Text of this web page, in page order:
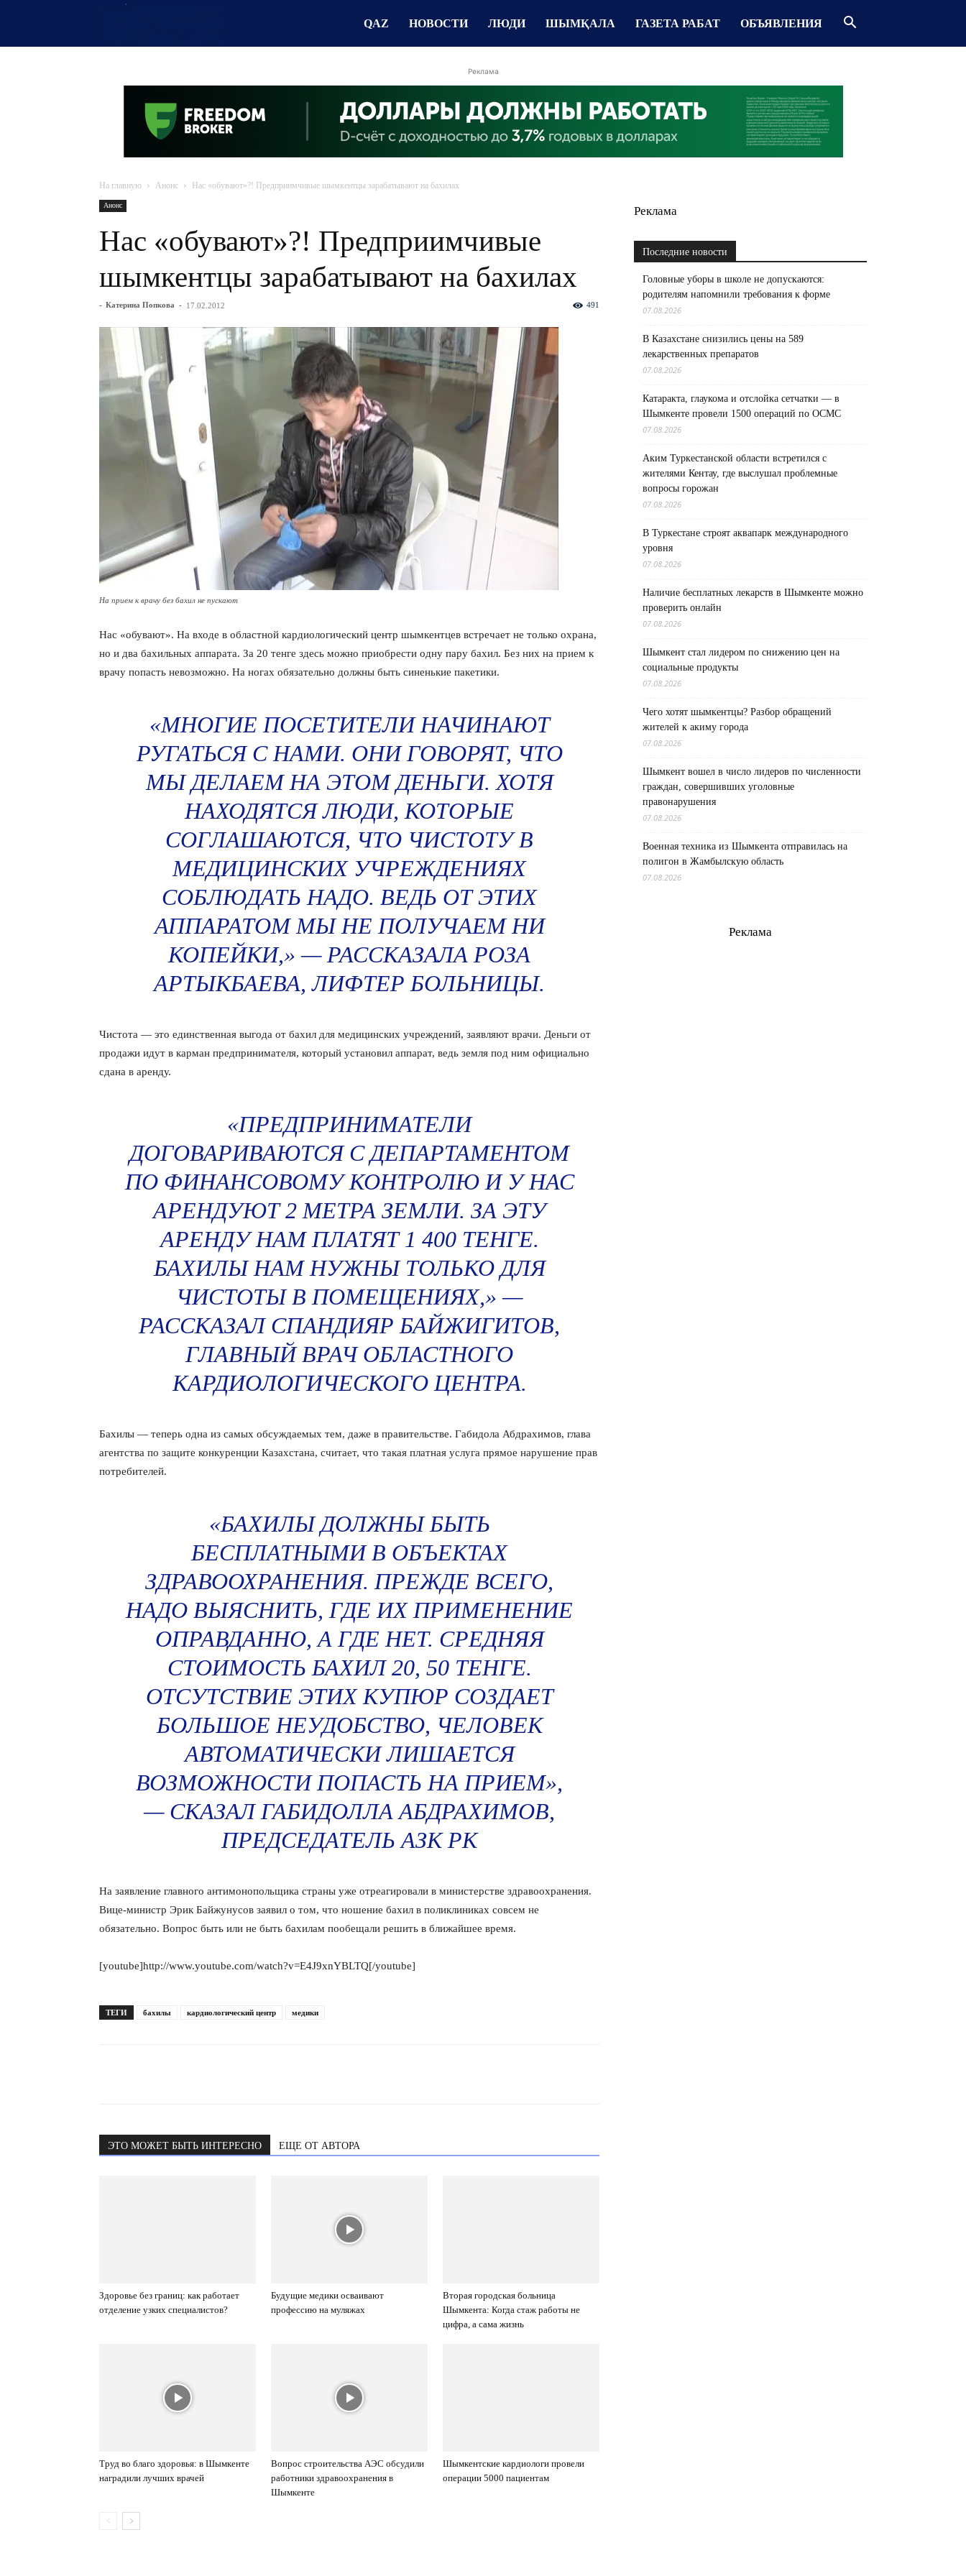
QAZ НОВОСТИ ЛЮДИ ШЫМҚАЛА ГАЗЕТА РАБАТ ОБЪЯВЛЕНИЯ
Реклама
На главную Анонс Нас «обувают»?! Предприимчивые шымкентцы зарабатывают на бахилах
Анонс
Нас «обувают»?! Предприимчивые
шымкентцы зарабатывают на бахилах
- Катерина Попкова - 17.02.2012 491
На прием к врачу без бахил не пускают
Нас «обувают». На входе в областной кардиологический центр шымкентцев встречает не только охрана,
но и два бахильных аппарата. За 20 тенге здесь можно приобрести одну пару бахил. Без них на прием к
врачу попасть невозможно. На ногах обязательно должны быть синенькие пакетики.
«МНОГИЕ ПОСЕТИТЕЛИ НАЧИНАЮТ
РУГАТЬСЯ С НАМИ. ОНИ ГОВОРЯТ, ЧТО
МЫ ДЕЛАЕМ НА ЭТОМ ДЕНЬГИ. ХОТЯ
НАХОДЯТСЯ ЛЮДИ, КОТОРЫЕ
СОГЛАШАЮТСЯ, ЧТО ЧИСТОТУ В
МЕДИЦИНСКИХ УЧРЕЖДЕНИЯХ
СОБЛЮДАТЬ НАДО. ВЕДЬ ОТ ЭТИХ
АППАРАТОМ МЫ НЕ ПОЛУЧАЕМ НИ
КОПЕЙКИ,» — РАССКАЗАЛА РОЗА
АРТЫКБАЕВА, ЛИФТЕР БОЛЬНИЦЫ.
Чистота — это единственная выгода от бахил для медицинских учреждений, заявляют врачи. Деньги от
продажи идут в карман предпринимателя, который установил аппарат, ведь земля под ним официально
сдана в аренду.
«ПРЕДПРИНИМАТЕЛИ
ДОГОВАРИВАЮТСЯ С ДЕПАРТАМЕНТОМ
ПО ФИНАНСОВОМУ КОНТРОЛЮ И У НАС
АРЕНДУЮТ 2 МЕТРА ЗЕМЛИ. ЗА ЭТУ
АРЕНДУ НАМ ПЛАТЯТ 1 400 ТЕНГЕ.
БАХИЛЫ НАМ НУЖНЫ ТОЛЬКО ДЛЯ
ЧИСТОТЫ В ПОМЕЩЕНИЯХ,» —
РАССКАЗАЛ СПАНДИЯР БАЙЖИГИТОВ,
ГЛАВНЫЙ ВРАЧ ОБЛАСТНОГО
КАРДИОЛОГИЧЕСКОГО ЦЕНТРА.
Бахилы — теперь одна из самых обсуждаемых тем, даже в правительстве. Габидола Абдрахимов, глава
агентства по защите конкуренции Казахстана, считает, что такая платная услуга прямое нарушение прав
потребителей.
«БАХИЛЫ ДОЛЖНЫ БЫТЬ
БЕСПЛАТНЫМИ В ОБЪЕКТАХ
ЗДРАВООХРАНЕНИЯ. ПРЕЖДЕ ВСЕГО,
НАДО ВЫЯСНИТЬ, ГДЕ ИХ ПРИМЕНЕНИЕ
ОПРАВДАННО, А ГДЕ НЕТ. СРЕДНЯЯ
СТОИМОСТЬ БАХИЛ 20, 50 ТЕНГЕ.
ОТСУТСТВИЕ ЭТИХ КУПЮР СОЗДАЕТ
БОЛЬШОЕ НЕУДОБСТВО, ЧЕЛОВЕК
АВТОМАТИЧЕСКИ ЛИШАЕТСЯ
ВОЗМОЖНОСТИ ПОПАСТЬ НА ПРИЕМ»,
— СКАЗАЛ ГАБИДОЛЛА АБДРАХИМОВ,
ПРЕДСЕДАТЕЛЬ АЗК РК
На заявление главного антимонопольщика страны уже отреагировали в министерстве здравоохранения.
Вице-министр Эрик Байжунусов заявил о том, что ношение бахил в поликлиниках совсем не
обязательно. Вопрос быть или не быть бахилам пообещали решить в ближайшее время.
[youtube]http://www.youtube.com/watch?v=E4J9xnYBLTQ[/youtube]
ТЕГИ бахилы кардиологический центр медики
ЭТО МОЖЕТ БЫТЬ ИНТЕРЕСНО ЕЩЕ ОТ АВТОРА
Здоровье без границ: как работает
отделение узких специалистов?
Будущие медики осваивают
профессию на муляжах
Вторая городская больница
Шымкента: Когда стаж работы не
цифра, а сама жизнь
Труд во благо здоровья: в Шымкенте
наградили лучших врачей
Вопрос строительства АЭС обсудили
работники здравоохранения в
Шымкенте
Шымкентские кардиологи провели
операции 5000 пациентам
Реклама
Последние новости
Головные уборы в школе не допускаются:
родителям напомнили требования к форме
07.08.2026
В Казахстане снизились цены на 589
лекарственных препаратов
07.08.2026
Катаракта, глаукома и отслойка сетчатки — в
Шымкенте провели 1500 операций по ОСМС
07.08.2026
Аким Туркестанской области встретился с
жителями Кентау, где выслушал проблемные
вопросы горожан
07.08.2026
В Туркестане строят аквапарк международного
уровня
07.08.2026
Наличие бесплатных лекарств в Шымкенте можно
проверить онлайн
07.08.2026
Шымкент стал лидером по снижению цен на
социальные продукты
07.08.2026
Чего хотят шымкентцы? Разбор обращений
жителей к акиму города
07.08.2026
Шымкент вошел в число лидеров по численности
граждан, совершивших уголовные
правонарушения
07.08.2026
Военная техника из Шымкента отправилась на
полигон в Жамбылскую область
07.08.2026
Реклама